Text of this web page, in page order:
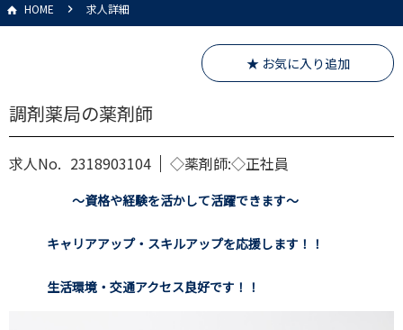
HOME 求人詳細
★ お気に入り追加
調剤薬局の薬剤師
求人No. 2318903104 ◇薬剤師:◇正社員
～資格や経験を活かして活躍できます～
キャリアアップ・スキルアップを応援します！！
生活環境・交通アクセス良好です！！